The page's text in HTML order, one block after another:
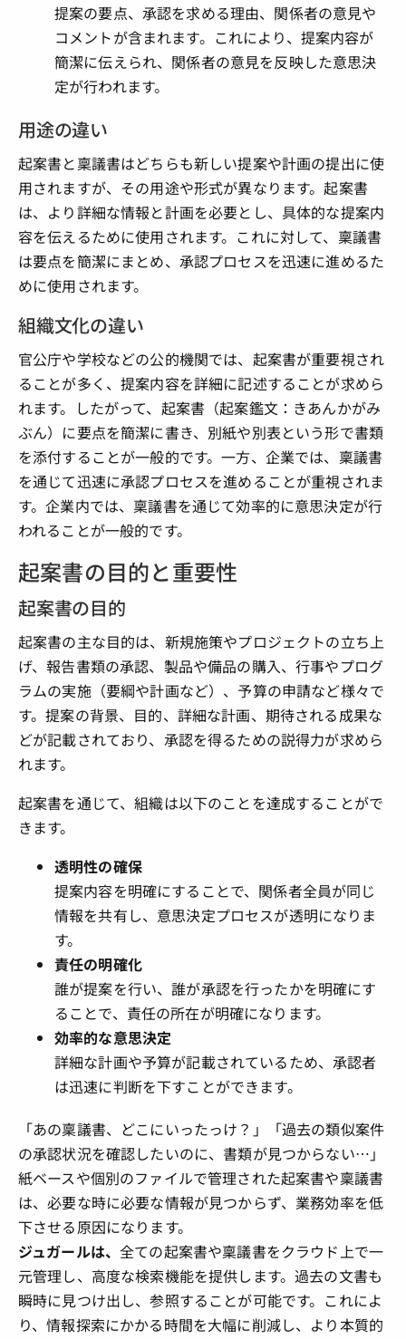
提案の要点、承認を求める理由、関係者の意見や
コメントが含まれます。これにより、提案内容が
簡潔に伝えられ、関係者の意見を反映した意思決
定が行われます。
用途の違い
起案書と稟議書はどちらも新しい提案や計画の提出に使
用されますが、その用途や形式が異なります。起案書
は、より詳細な情報と計画を必要とし、具体的な提案内
容を伝えるために使用されます。これに対して、稟議書
は要点を簡潔にまとめ、承認プロセスを迅速に進めるた
めに使用されます。
組織文化の違い
官公庁や学校などの公的機関では、起案書が重要視され
ることが多く、提案内容を詳細に記述することが求めら
れます。したがって、起案書（起案鑑文：きあんかがみ
ぶん）に要点を簡潔に書き、別紙や別表という形で書類
を添付することが一般的です。一方、企業では、稟議書
を通じて迅速に承認プロセスを進めることが重視されま
す。企業内では、稟議書を通じて効率的に意思決定が行
われることが一般的です。
起案書の目的と重要性
起案書の目的
起案書の主な目的は、新規施策やプロジェクトの立ち上
げ、報告書類の承認、製品や備品の購入、行事やプログ
ラムの実施（要綱や計画など）、予算の申請など様々で
す。提案の背景、目的、詳細な計画、期待される成果な
どが記載されており、承認を得るための説得力が求めら
れます。
起案書を通じて、組織は以下のことを達成することがで
きます。
透明性の確保
提案内容を明確にすることで、関係者全員が同じ
情報を共有し、意思決定プロセスが透明になりま
す。
責任の明確化
誰が提案を行い、誰が承認を行ったかを明確にす
ることで、責任の所在が明確になります。
効率的な意思決定
詳細な計画や予算が記載されているため、承認者
は迅速に判断を下すことができます。
「あの稟議書、どこにいったっけ？」「過去の類似案件
の承認状況を確認したいのに、書類が見つからない…」
紙ベースや個別のファイルで管理された起案書や稟議書
は、必要な時に必要な情報が見つからず、業務効率を低
下させる原因になります。
ジュガールは、全ての起案書や稟議書をクラウド上で一
元管理し、高度な検索機能を提供します。過去の文書も
瞬時に見つけ出し、参照することが可能です。これによ
り、情報探索にかかる時間を大幅に削減し、より本質的